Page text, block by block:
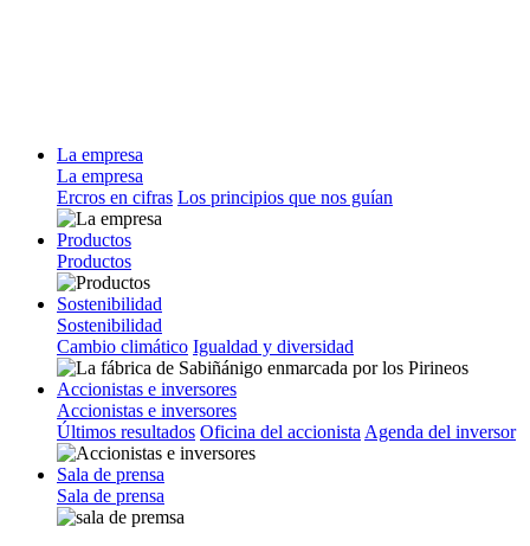
La empresa
La empresa
Ercros en cifras Los principios que nos guían
Productos
Productos
Sostenibilidad
Sostenibilidad
Cambio climático Igualdad y diversidad
Accionistas e inversores
Accionistas e inversores
Últimos resultados Oficina del accionista Agenda del inversor
Sala de prensa
Sala de prensa